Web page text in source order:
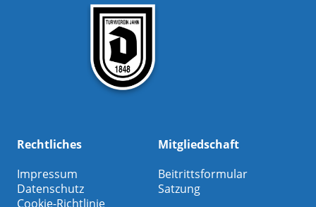
Rechtliches
Impressum
Datenschutz
Cookie-Richtlinie
Mitgliedschaft
Beitrittsformular
Satzung